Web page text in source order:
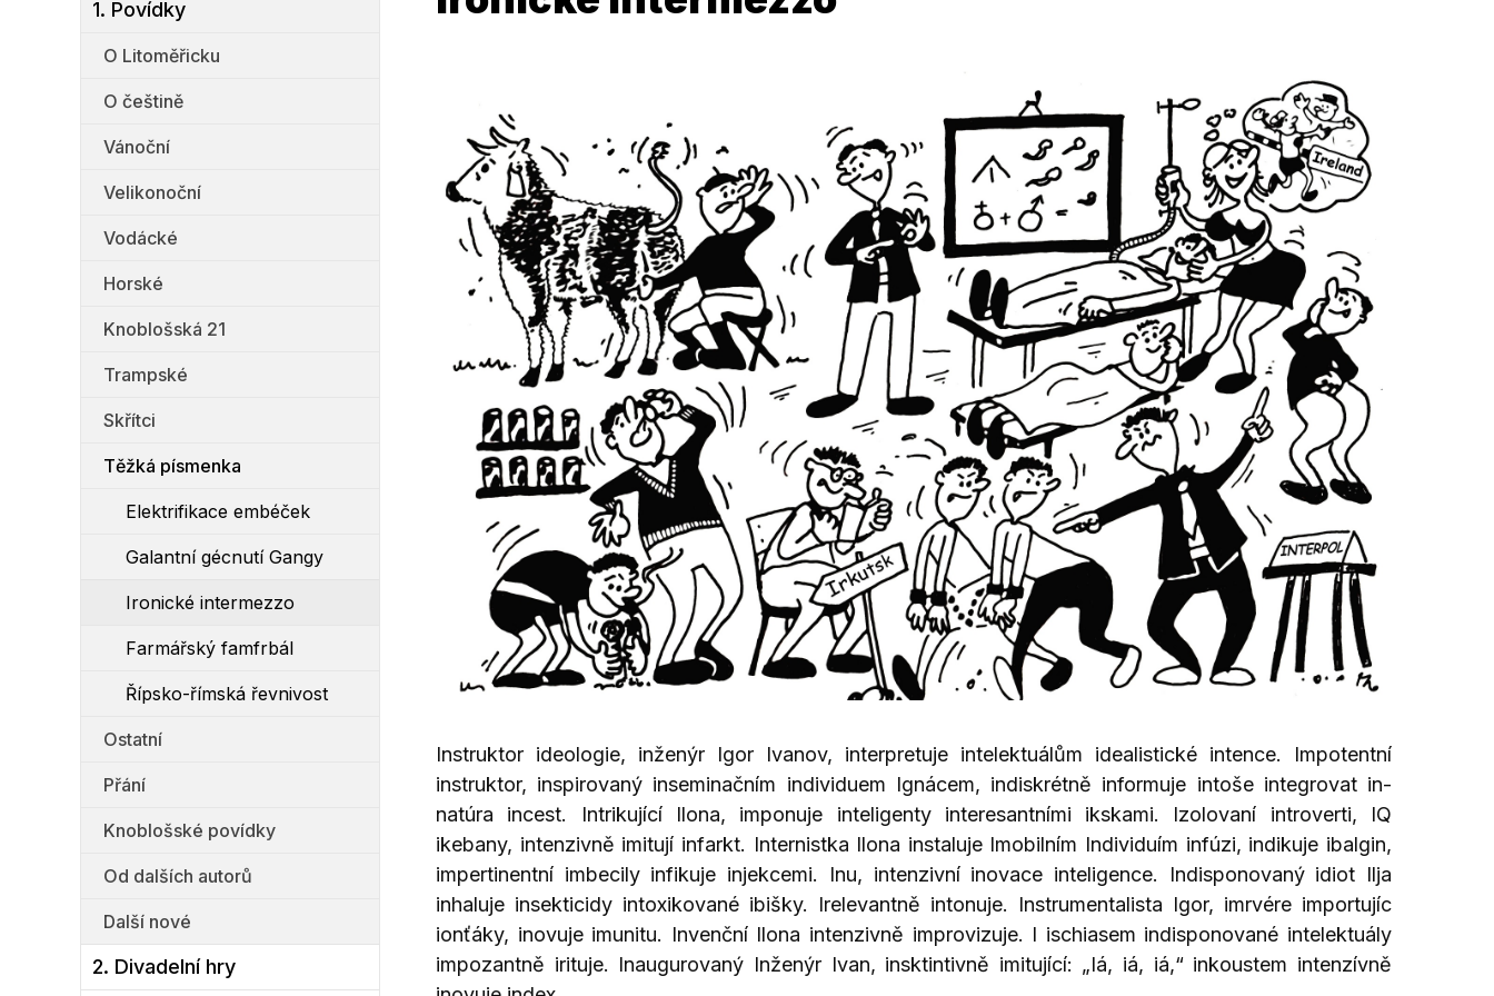
1. Povídky
O Litoměřicku
O češtině
Vánoční
Velikonoční
Vodácké
Horské
Knoblošská 21
Trampské
Skřítci
Těžká písmenka
Elektrifikace embéček
Galantní gécnutí Gangy
Ironické intermezzo
Farmářský famfrbál
Řípsko-římská řevnivost
Ostatní
Přání
Knoblošské povídky
Od dalších autorů
Další nové
2. Divadelní hry
Instruktor ideologie, inženýr Igor Ivanov, interpretuje intelektuálům idealistické intence. Impotentní
instruktor, inspirovaný inseminačním individuem Ignácem, indiskrétně informuje intoše integrovat in-
natúra incest. Intrikující Ilona, imponuje inteligenty interesantními ikskami. Izolovaní introverti, IQ
ikebany, intenzivně imitují infarkt. Internistka Ilona instaluje Imobilním Individuím infúzi, indikuje ibalgin,
impertinentní imbecily infikuje injekcemi. Inu, intenzivní inovace inteligence. Indisponovaný idiot Ilja
inhaluje insekticidy intoxikované ibišky. Irelevantně intonuje. Instrumentalista Igor, imrvére importujíc
ionťáky, inovuje imunitu. Invenční Ilona intenzivně improvizuje. I ischiasem indisponované intelektuály
impozantně irituje. Inaugurovaný Inženýr Ivan, insktintivně imitující: „Iá, iá, iá,“ inkoustem intenzívně